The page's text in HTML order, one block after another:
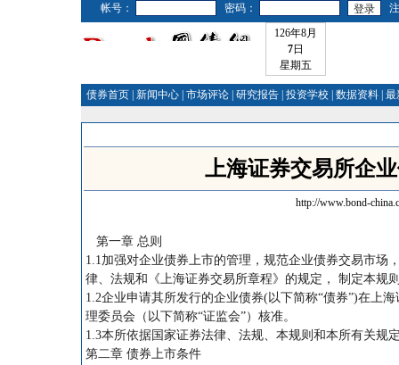
帐号： 密码：
126年8月
7日
星期五
债券首页 新闻中心 市场评论 研究报告 投资学校 数据资料 最
上海证券交易所企
http://www.bond-
第一章 总则
1.1加强对企业债券上市的管理，规范企业债券交易市场
律、法规和《上海证券交易所章程》的规定， 制定本规
1.2企业申请其所发行的企业债券(以下简称“债券”)在上
理委员会（以下简称“证监会”）核准。
1.3本所依据国家证券法律、法规、本规则和本所有关规
第二章 债券上市条件